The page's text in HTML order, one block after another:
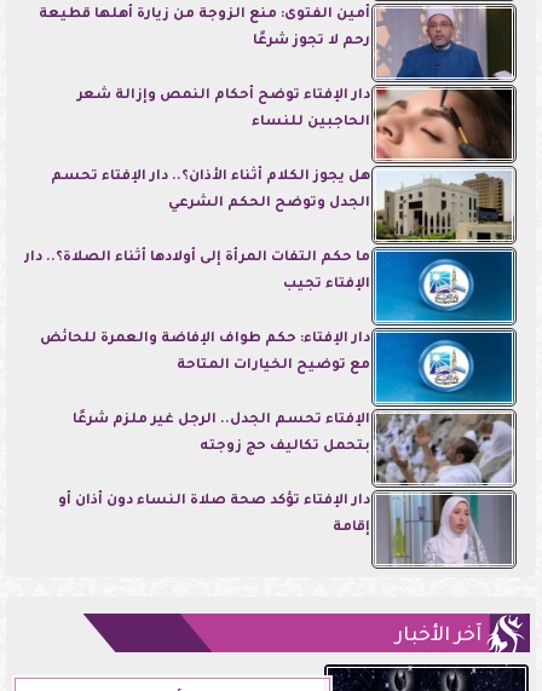
أمين الفتوى: منع الزوجة من زيارة أهلها قطيعة
رحم لا تجوز شرعًا
دار الإفتاء توضح أحكام النمص وإزالة شعر
الحاجبين للنساء
هل يجوز الكلام أثناء الأذان؟.. دار الإفتاء تحسم
الجدل وتوضح الحكم الشرعي
ما حكم التفات المرأة إلى أولادها أثناء الصلاة؟.. دار
الإفتاء تجيب
دار الإفتاء: حكم طواف الإفاضة والعمرة للحائض
مع توضيح الخيارات المتاحة
الإفتاء تحسم الجدل.. الرجل غير ملزم شرعًا
بتحمل تكاليف حج زوجته
دار الإفتاء تؤكد صحة صلاة النساء دون أذان أو
إقامة
آخر الأخبار